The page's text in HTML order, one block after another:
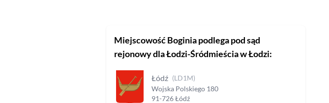
MiejscowośćBoginiapodlega pod sąd
rejonowydla Łodzi-Śródmieścia w Łodzi:
Łódź (LD1M)
Wojska Polskiego 180
91-726Łódź